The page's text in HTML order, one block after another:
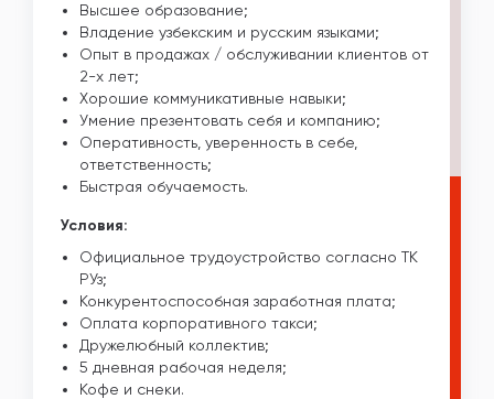
Высшее образование;
Владение узбекским и русским языками;
Опыт в продажах / обслуживании клиентов от
2-х лет;
Хорошие коммуникативные навыки;
Умение презентовать себя и компанию;
Оперативность, уверенность в себе,
ответственность;
Быстрая обучаемость.
Условия:
Официальное трудоустройство согласно ТК
РУз;
Конкурентоспособная заработная плата;
Оплата корпоративного такси;
Дружелюбный коллектив;
5 дневная рабочая неделя;
Кофе и снеки.